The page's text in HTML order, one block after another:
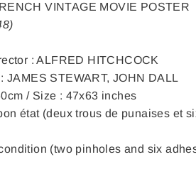
VINTAGE MOVIE POSTER
: ALFRED HITCHCOCK
JAMES STEWART, JOHN DALL
/ Size : 47x63 inches
état (deux trous de punaises et
(two pinholes and six